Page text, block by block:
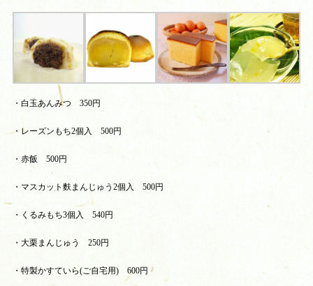
・白玉あんみつ 350円
・レーズンもち2個入 500円
・赤飯 500円
・マスカット麩まんじゅう2個入 500円
・くるみもち3個入 540円
・大栗まんじゅう 250円
・特製かすていら(ご自宅用) 600円